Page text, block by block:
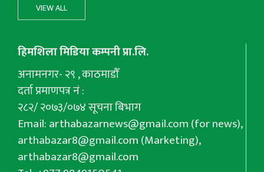
VIEW ALL
हिमशिला मिडिया कम्पनी प्रा.लि.
अनामनगर- २९ , काठमाडौँ
दर्ता प्रमाणपत्र नं :
२८२/ २०७३/०७४ सूचना बिभाग
Email:arthabazarnews@gmail.com(for news),
arthabazar8@gmail.com(Marketing),
arthabazar8@gmail.com